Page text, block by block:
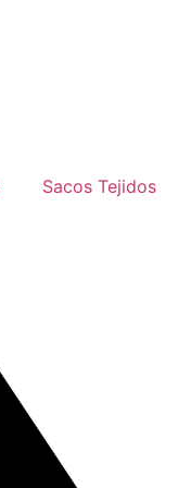
Sacos Tejidos